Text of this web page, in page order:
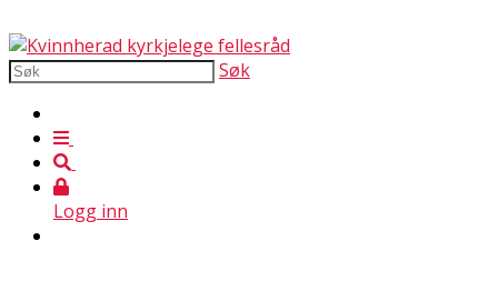
Søk
Logg inn